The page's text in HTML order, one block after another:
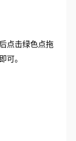
点击绿色点拖
可。